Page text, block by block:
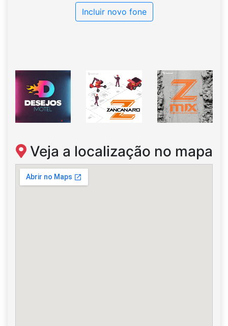
Incluir novo fone
Veja a localização no mapa